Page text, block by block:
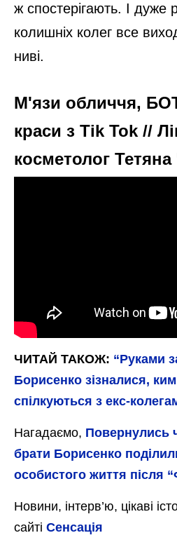
ж спостерігають. І дуже
колишніх колег все
ниві.
М'язи обличчя,
краси з Tik Tok //
косметолог
ЧИТАЙ ТАКОЖ: “Руками
Борисенко зізналися,
спілкуються з екс-
Нагадаємо, Повернулись
брати Борисенко
особистого життя після
Новини, інтерв’ю, цікаві
сайті Сенсація